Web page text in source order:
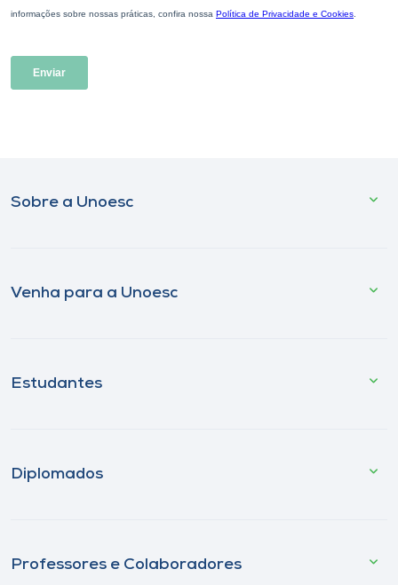
Sobre a Unoesc
Venha para a Unoesc
Estudantes
Diplomados
Professores e Colaboradores